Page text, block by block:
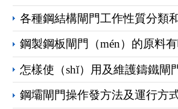
各種鋼結構閘門工作性質分類和產品的（de）
鋼製鋼板閘門（mén）的原料
怎樣使（shǐ）用及維護鑄鐵閘
鋼壩閘門操作發方法及運行方式有（yǒu